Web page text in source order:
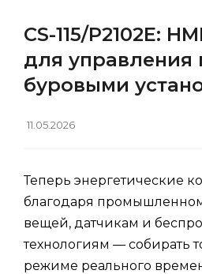
CS-115/P2102E:
для управления
буровыми
11.05.2026
Теперь энергетические
благодаря
вещей, датчикам и
технологиям — собирать
режиме реального